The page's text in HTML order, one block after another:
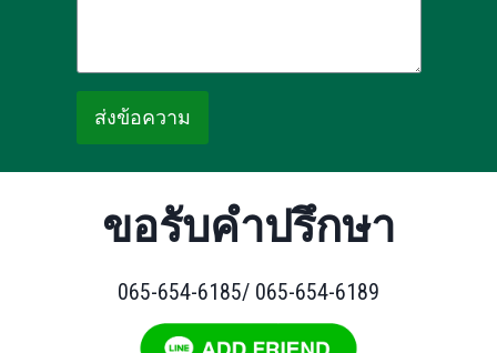
ส่งข้อความ
ขอรับคำปรึกษา
065-654-6185/ 065-654-6189